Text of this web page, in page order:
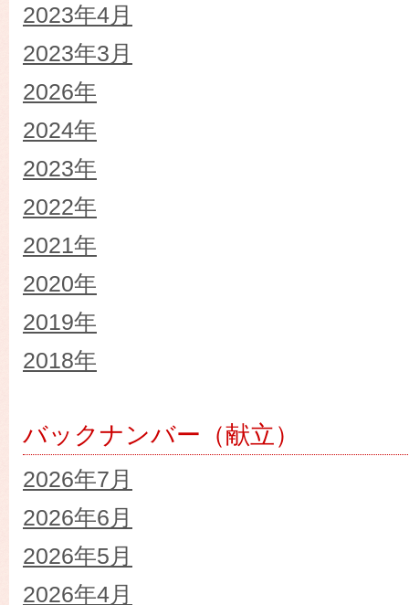
2023年4月
2023年3月
2026年
2024年
2023年
2022年
2021年
2020年
2019年
2018年
バックナンバー（献立）
2026年7月
2026年6月
2026年5月
2026年4月